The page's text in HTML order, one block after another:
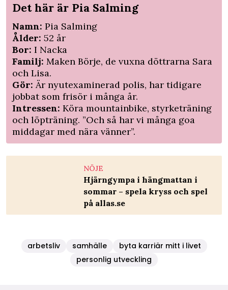
Det här är Pia Salming
Namn: Pia Salming
Ålder: 52 år
Bor: I Nacka
Familj: Maken Börje, de vuxna döttrarna Sara
och Lisa.
Gör: Är nyutexaminerad polis, har tidigare
jobbat som frisör i många år.
Intressen: Köra mountainbike, styrketräning
och löpträning. ”Och så har vi många goa
middagar med nära vänner”.
NÖJE
Hjärngympa i hängmattan i
sommar – spela kryss och spel
på allas.se
arbetsliv samhälle
byta karriär mitt i livet
personlig utveckling